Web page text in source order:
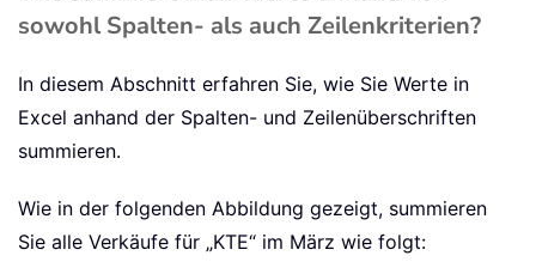
sowohl Spalten- als auch Zeilenkriterien?
In diesem Abschnitt erfahren Sie, wie Sie Werte in
Excel anhand der Spalten- und Zeilenüberschriften
summieren.
Wie in der folgenden Abbildung gezeigt, summieren
Sie alle Verkäufe für „KTE“ im März wie folgt: